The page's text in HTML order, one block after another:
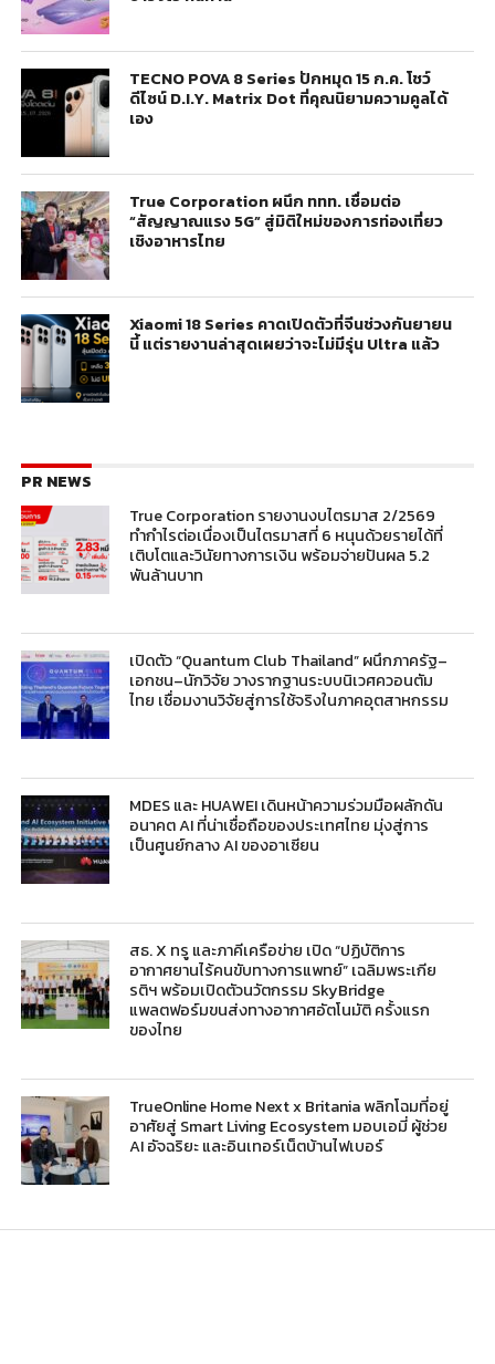
TECNO POVA 8 Series ปักหมุด 15 ก.ค. โชว์
ดีไซน์ D.I.Y. Matrix Dot ที่คุณนิยามความคูลได้
เอง
True Corporation ผนึก ททท. เชื่อมต่อ
“สัญญาณแรง 5G” สู่มิติใหม่ของการท่องเที่ยว
เชิงอาหารไทย
Xiaomi 18 Series คาดเปิดตัวที่จีนช่วงกันยายน
นี้ แต่รายงานล่าสุดเผยว่าจะไม่มีรุ่น Ultra แล้ว
PR NEWS
True Corporation รายงานงบไตรมาส 2/2569
ทำกำไรต่อเนื่องเป็นไตรมาสที่ 6 หนุนด้วยรายได้ที่
เติบโตและวินัยทางการเงิน พร้อมจ่ายปันผล 5.2
พันล้านบาท
เปิดตัว “Quantum Club Thailand” ผนึกภาครัฐ–
เอกชน–นักวิจัย วางรากฐานระบบนิเวศควอนตัม
ไทย เชื่อมงานวิจัยสู่การใช้จริงในภาคอุตสาหกรรม
MDES และ HUAWEI เดินหน้าความร่วมมือผลักดัน
อนาคต AI ที่น่าเชื่อถือของประเทศไทย มุ่งสู่การ
เป็นศูนย์กลาง AI ของอาเซียน
สธ. X ทรู และภาคีเครือข่าย เปิด “ปฏิบัติการ
อากาศยานไร้คนขับทางการแพทย์” เฉลิมพระเกีย
รติฯ พร้อมเปิดตัวนวัตกรรม SkyBridge
แพลตฟอร์มขนส่งทางอากาศอัตโนมัติ ครั้งแรก
ของไทย
TrueOnline Home Next x Britania พลิกโฉมที่อยู่
อาศัยสู่ Smart Living Ecosystem มอบเอมี่ ผู้ช่วย
AI อัจฉริยะ และอินเทอร์เน็ตบ้านไฟเบอร์